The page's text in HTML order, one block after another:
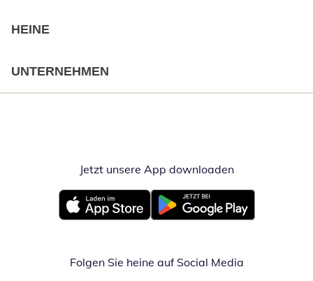
HEINE
UNTERNEHMEN
Jetzt unsere App downloadenÖffnet in
Öffnet in neuem FensterÖffnet in neuem Fenster
Folgen Sie heine auf Social Media